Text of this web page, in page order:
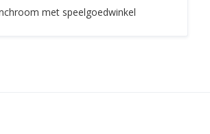
met speelgoedwinkel